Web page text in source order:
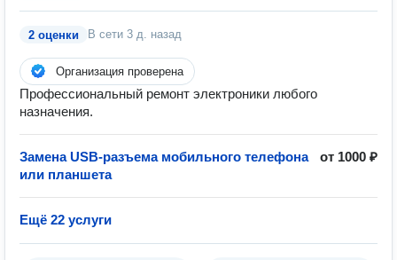
2 оценки В сети 3 д. назад
Организация проверена
Профессиональный ремонт электроники любого
назначения.
Замена USB-разъема мобильного телефона
или планшета
от 1000 ₽
Ещё 22 услуги